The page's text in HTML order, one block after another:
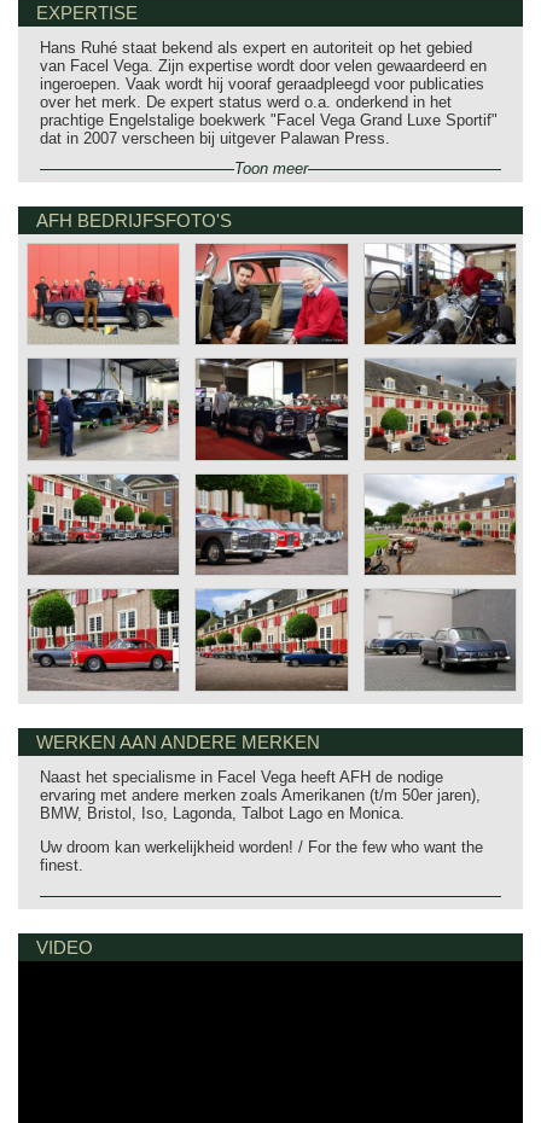
EXPERTISE
Hans Ruhé staat bekend als expert en autoriteit op het gebied
van Facel Vega. Zijn expertise wordt door velen gewaardeerd en
ingeroepen. Vaak wordt hij vooraf geraadpleegd voor publicaties
over het merk. De expert status werd o.a. onderkend in het
prachtige Engelstalige boekwerk "Facel Vega Grand Luxe Sportif"
dat in 2007 verscheen bij uitgever Palawan Press.
Toon meer
AFH BEDRIJFSFOTO'S
WERKEN AAN ANDERE MERKEN
Naast het specialisme in Facel Vega heeft AFH de nodige
ervaring met andere merken zoals Amerikanen (t/m 50er jaren),
BMW, Bristol, Iso, Lagonda, Talbot Lago en Monica.
Uw droom kan werkelijkheid worden! / For the few who want the
finest.
VIDEO